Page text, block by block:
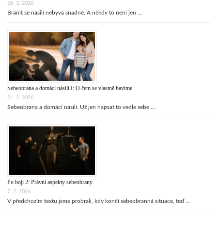
28. 3. 2026
Bránit se násilí nebývá snadné. A někdy to není jen …
Sebeobrana a domácí násilí I: O čem se vlastně bavíme
21. 2. 2026
Sebeobrana a domácí násilí. Už jen napsat to vedle sebe …
Po boji 2: Právní aspekty sebeobrany
7. 2. 2026
V předchozím textu jsme probrali, kdy končí sebeobranná situace, teď …